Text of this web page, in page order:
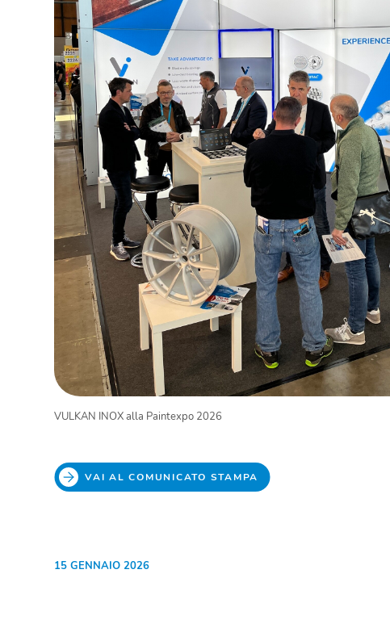
VULKAN INOX alla Paintexpo 2026
VAI AL COMUNICATO STAMPA
15 GENNAIO 2026